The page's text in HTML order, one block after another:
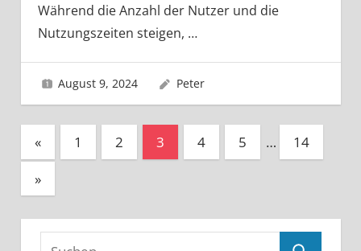
Während die Anzahl der Nutzer und die
Nutzungszeiten steigen, …
August 9, 2024 Peter
Seitennummerierung
der
Beiträge
«Vorherige
Beiträge
1 2 3 4 5 …
14
Nächste
Beiträge
»